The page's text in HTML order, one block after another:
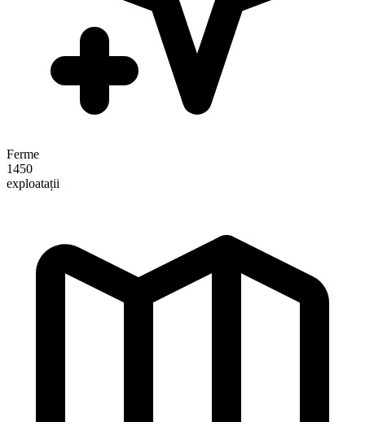
Ferme
1450
exploatații